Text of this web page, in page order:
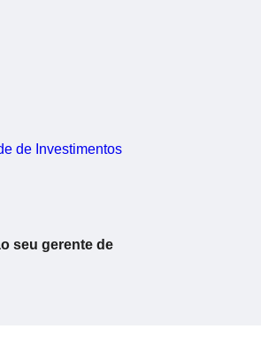
de Investimentos
seu gerente de